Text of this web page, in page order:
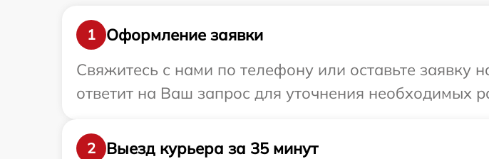
1
Оформление заявки
Свяжитесь с нами по телефону или оставьте заявку
ответит на Ваш запрос для уточнения необходимых
2
Выезд курьера за 35 минут